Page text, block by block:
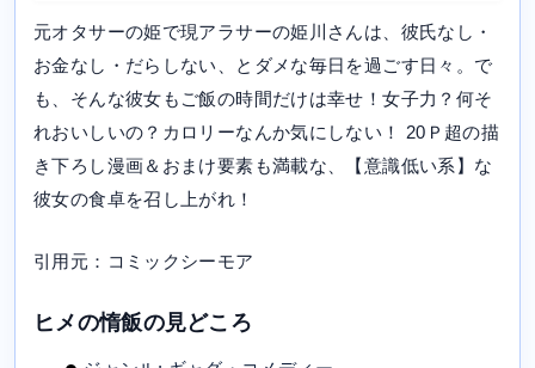
元オタサーの姫で現アラサーの姫川さんは、彼氏なし・
お金なし・だらしない、とダメな毎日を過ごす日々。で
も、そんな彼女もご飯の時間だけは幸せ！女子力？何そ
れおいしいの？カロリーなんか気にしない！ 20Ｐ超の描
き下ろし漫画＆おまけ要素も満載な、【意識低い系】な
彼女の食卓を召し上がれ！
引用元：コミックシーモア
ヒメの惰飯の見どころ